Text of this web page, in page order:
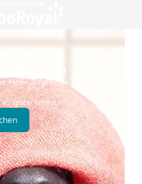
Problem
Fehler aufgetreten – wir sind
es später erneut.